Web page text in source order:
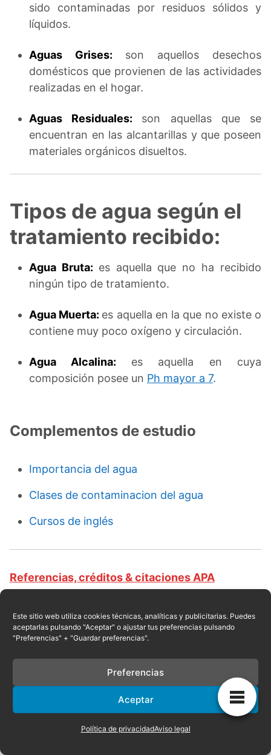
Este sitio web utiliza cookies técnicas, analíticas y publicitarias. Puedes
aceptarlas pulsando "Aceptar" o ajustar tus preferencias pulsando
"Preferencias" + "Guardar preferencias".
Aceptar
Preferencias
Política de privacidadAviso legal
sido contaminadas por residuos sólidos y
líquidos.
Aguas Grises: son aquellos desechos
domésticos que provienen de las actividades
realizadas en el hogar.
Aguas Residuales: son aquellas que se
encuentran en las alcantarillas y que poseen
materiales orgánicos disueltos.
Tipos de agua según el
tratamiento recibido:
Agua Bruta: es aquella que no ha recibido
ningún tipo de tratamiento.
Agua Muerta: es aquella en la que no existe o
contiene muy poco oxígeno y circulación.
Agua Alcalina: es aquella en cuya
composición posee un Ph mayor a 7.
Complementos de estudio
Importancia del agua
Clases de contaminacion del agua
Cursos de inglés
Referencias, créditos & citaciones APA
de redacción profesional. (2015, 06). Clases de
agua. Escrito por:Jeanionil Jimeno. Obtenido en
fecha 08, 2026, desde el sitio web:
https://cursosonlineweb.com/agua.html
Privacidad|Referencias|Mapa|Contacto